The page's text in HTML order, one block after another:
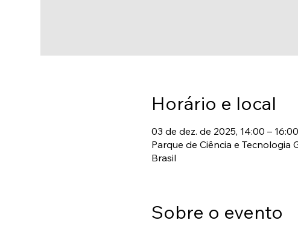
Horário e local
03 de dez. de 2025, 14:00 – 16:00
Parque de Ciência e Tecnologia
Brasil
Sobre o evento